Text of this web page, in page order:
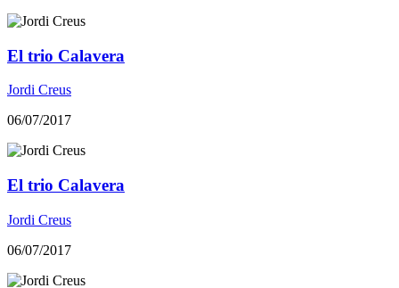
El trio Calavera
Jordi Creus
06/07/2017
El trio Calavera
Jordi Creus
06/07/2017